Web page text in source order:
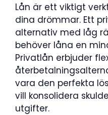
Lån är ett viktigt
dina drömmar. Ett
alternativ med låg
behöver låna en
Privatlån erbjuder
vara den perfekta
vill konsolidera
utgifter.